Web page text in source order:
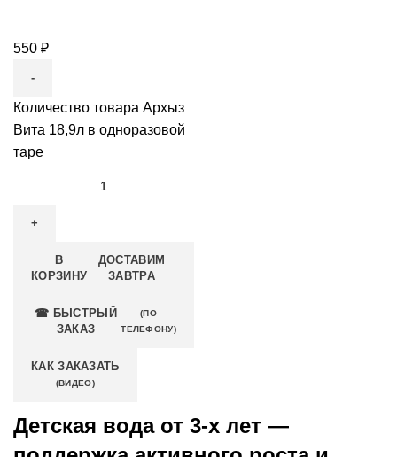
550 ₽
Количество товара Архыз
Вита 18,9л в одноразовой
таре
В
КОРЗИНУ
ДОСТАВИМ
ЗАВТРА
☎ БЫСТРЫЙ
ЗАКАЗ
(ПО
ТЕЛЕФОНУ)
КАК ЗАКАЗАТЬ
(ВИДЕО)
Детская вода от 3-х лет —